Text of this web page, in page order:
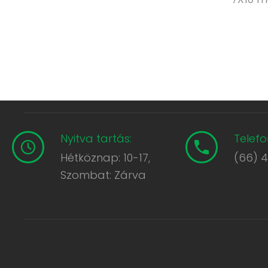
Nyitva tartás:
Hétköznap: 10-17,
Szombat: Zárva
(66)